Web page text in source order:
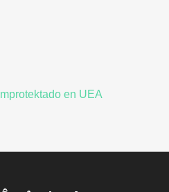
en UEA